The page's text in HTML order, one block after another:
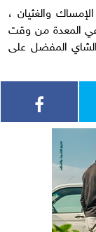
والغثيان ،
المعدة من وقت
المفضل على